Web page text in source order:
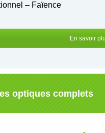
– Faïence
En savoir
optiques complets